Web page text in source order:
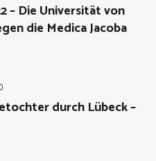
– Die Universität von
die Medica Jacoba
durch Lübeck –